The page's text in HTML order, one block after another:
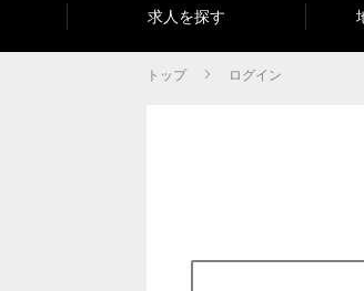
求人を探す
トップ ログイン